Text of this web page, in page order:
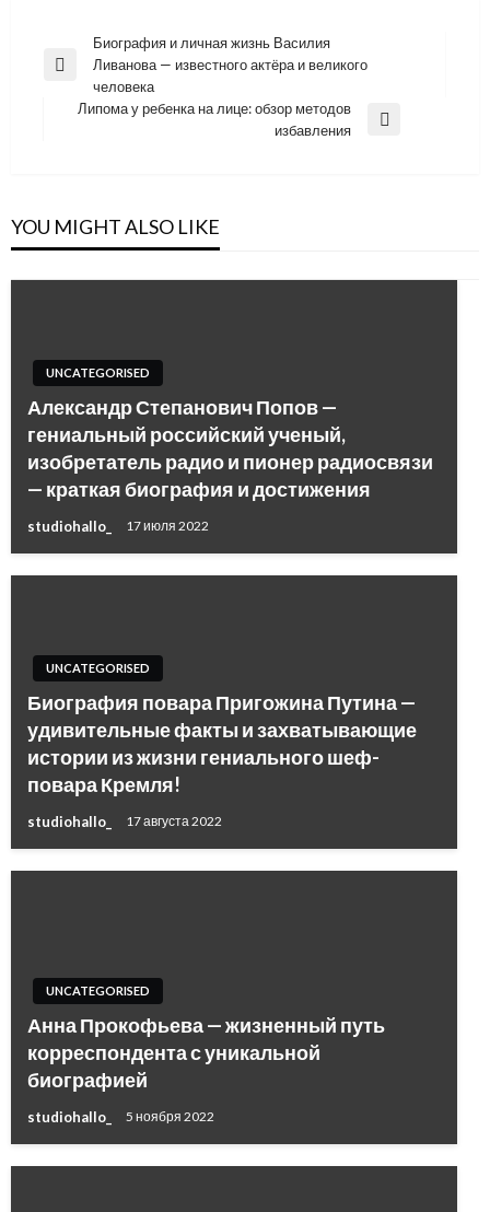
Навигация
по
записям
Previous
Биография и личная жизнь Василия
Ливанова — известного актёра и великого
человека
Липома у ребенка на лице: обзор методов
избавления
YOU MIGHT ALSO LIKE
UNCATEGORISED
Александр Степанович Попов —
гениальный российский ученый,
изобретатель радио и пионер радиосвязи
— краткая биография и достижения
studiohallo_ 17 июля 2022
UNCATEGORISED
Биография повара Пригожина Путина —
удивительные факты и захватывающие
истории из жизни гениального шеф-
повара Кремля!
studiohallo_ 17 августа 2022
UNCATEGORISED
Анна Прокофьева — жизненный путь
корреспондента с уникальной
биографией
studiohallo_ 5 ноября 2022